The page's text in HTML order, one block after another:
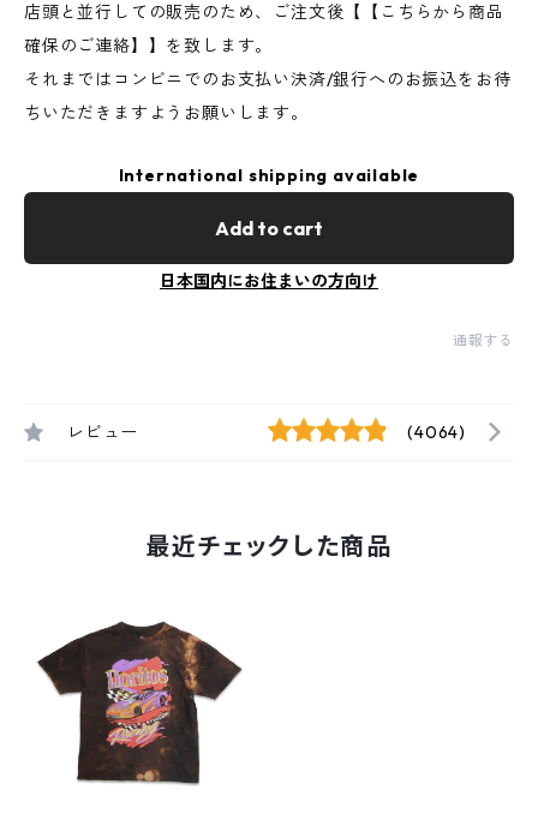
店頭と並行しての販売のため、ご注文後【【こちらから商品
確保のご連絡】】を致します。
それまではコンビニでのお支払い決済/銀行へのお振込をお待
ちいただきますようお願いします。
International shipping available
Add to cart
日本国内にお住まいの方向け
通報する
レビュー (4064)
最近チェックした商品